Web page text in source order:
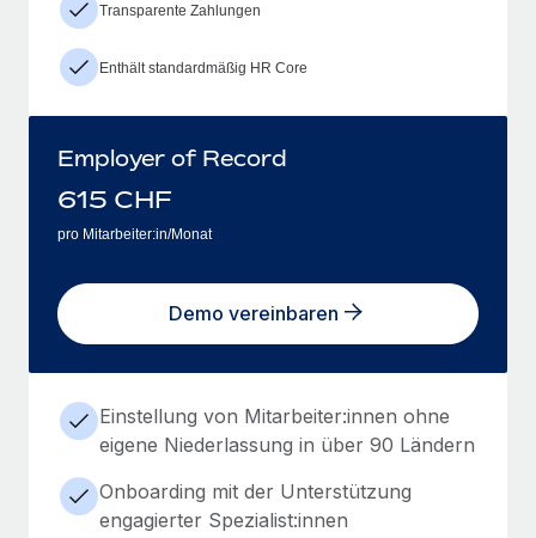
Transparente Zahlungen
Enthält standardmäßig HR Core
Employer of Record
615 CHF
pro Mitarbeiter:in/Monat
Demo vereinbaren
Einstellung von Mitarbeiter:innen ohne
eigene Niederlassung in über 90 Ländern
Onboarding mit der Unterstützung
engagierter Spezialist:innen